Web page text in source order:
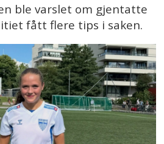
ble varslet om gjentatte
fått flere tips i saken.